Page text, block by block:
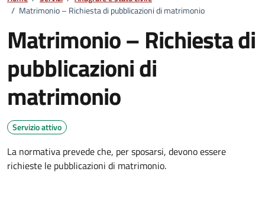
/ Matrimonio – Richiesta di pubblicazioni di matrimonio
Matrimonio – Richiesta di
pubblicazioni di
matrimonio
Servizio attivo
La normativa prevede che, per sposarsi, devono essere
richieste le pubblicazioni di matrimonio.